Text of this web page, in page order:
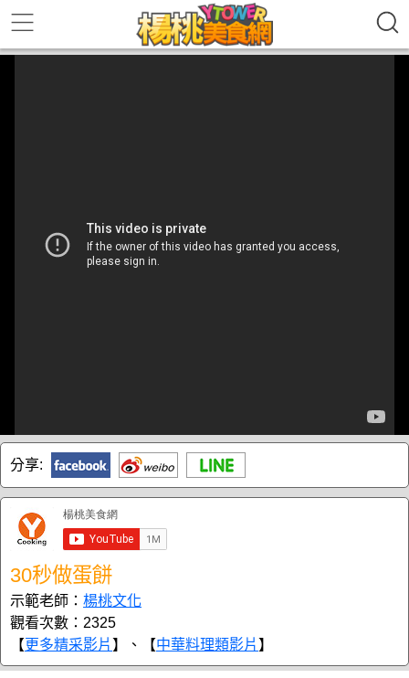
分享:
30秒做蛋餅
示範老師： 楊桃文化
觀看次數：2325
【更多精采影片 】、【中華料理類影片 】